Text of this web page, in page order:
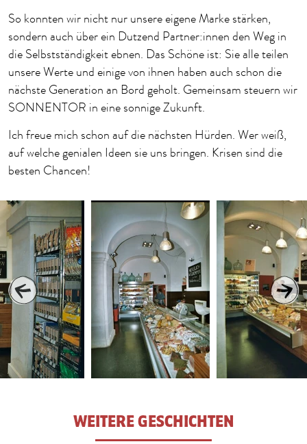
So konnten wir nicht nur unsere eigene Marke stärken,
sondern auch über ein Dutzend Partner:innen den Weg in
die Selbstständigkeit ebnen. Das Schöne ist: Sie alle teilen
unsere Werte und einige von ihnen haben auch schon die
nächste Generation an Bord geholt. Gemeinsam steuern wir
SONNENTOR in eine sonnige Zukunft.
Ich freue mich schon auf die nächsten Hürden. Wer weiß,
auf welche genialen Ideen sie uns bringen. Krisen sind die
besten Chancen!
WEITERE GESCHICHTEN